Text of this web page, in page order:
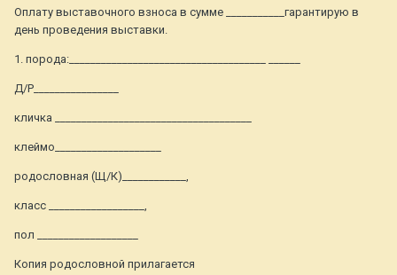
Оплату выставочного взноса в сумме ___________гарантирую в
день проведения выставки.
1. порода:_____________________________________ ______
Д/Р________________
кличка _____________________________________
клеймо____________________
родословная (Щ/К)____________,
класс __________________,
пол ___________________
Копия родословной прилагается